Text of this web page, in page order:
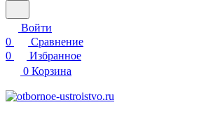
Войти
0
Сравнение
0
Избранное
0 Корзина